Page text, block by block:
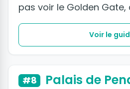
pas voir le Golden
Voir le
#8 Palais de